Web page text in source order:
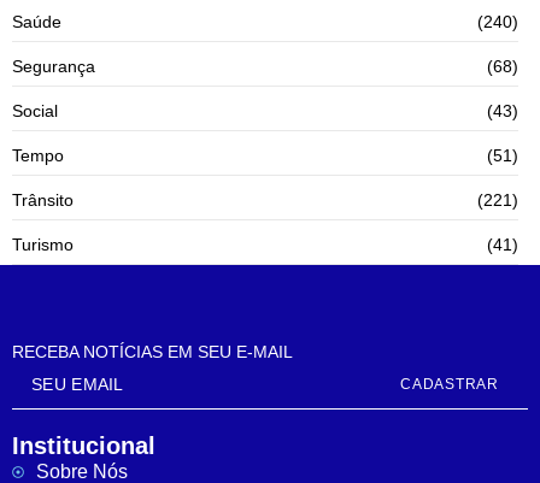
Saúde (240)
Segurança (68)
Social (43)
Tempo (51)
Trânsito (221)
Turismo (41)
RECEBA NOTÍCIAS EM SEU E-MAIL
CADASTRAR
Institucional
Sobre Nós